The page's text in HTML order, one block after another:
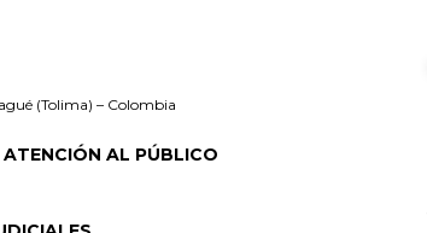
(Tolima) – Colombia
AL PÚBLICO